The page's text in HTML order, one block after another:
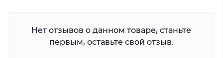
Нет отзывов о данном товаре, станьте
первым, оставьте свой отзыв.